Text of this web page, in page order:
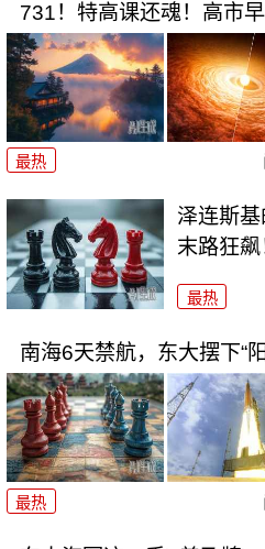
731！特高课还魂！高市
最热
泽连斯基
末路狂飙
最热
南海6天禁航，东大摆下“
最热